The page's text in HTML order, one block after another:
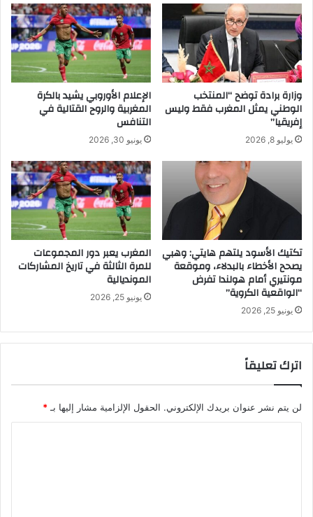
وزارة برادة توضح “المنتخب
الوطني يمثل المغرب فقط وليس
إفريقيا”
يوليو 8, 2026
الإعلام الأوروبي يشيد بالكرة
المغربية والروح القتالية في
التنافس
يونيو 30, 2026
تكتيك الأسود يلتهم هايتي: وهبي
يصحح الأخطاء بالبدلاء، وموقعة
مونتيري أمام هولندا تفرض
“الواقعية الكروية”
يونيو 25, 2026
المغرب يعبر دور المجموعات
للمرة الثالثة في تاريخ المشاركات
المونديالية
يونيو 25, 2026
اترك تعليقاً
لن يتم نشر عنوان بريدك الإلكتروني. الحقول الإلزامية مشار إليها بـ *